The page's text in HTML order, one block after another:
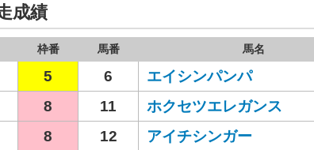
成績
枠番 馬番 馬名
5 6 エイシンパンパ
8 11 ホクセツエレガンス
8 12 アイチシンガー